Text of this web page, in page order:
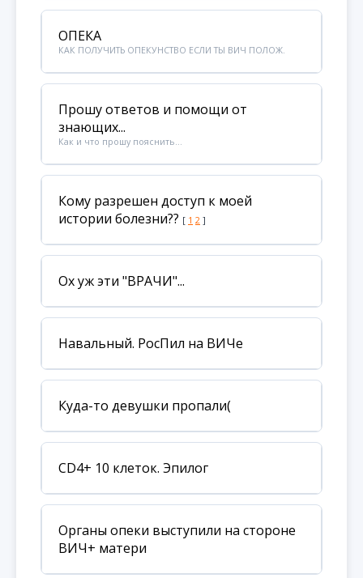
ОПЕКА
КАК ПОЛУЧИТЬ ОПЕКУНСТВО ЕСЛИ ТЫ ВИЧ ПОЛОЖ.
Прошу ответов и помощи от
знающих...
Как и что прошу пояснить...
Кому разрешен доступ к моей
истории болезни?? [ 1 2 ]
Ох уж эти "ВРАЧИ"...
Навальный. РосПил на ВИЧе
Куда-то девушки пропали(
CD4+ 10 клеток. Эпилог
Органы опеки выступили на стороне
ВИЧ+ матери